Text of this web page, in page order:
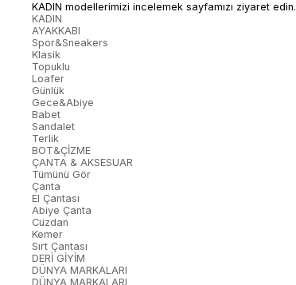
KADIN modellerimizi incelemek sayfamızı ziyaret edin.
KADIN
AYAKKABI
Spor&Sneakers
Klasik
Topuklu
Loafer
Günlük
Gece&Abiye
Babet
Sandalet
Terlik
BOT&ÇİZME
ÇANTA & AKSESUAR
Tümünü Gör
Çanta
El Çantası
Abiye Çanta
Cüzdan
Kemer
Sırt Çantası
DERİ GİYİM
DÜNYA MARKALARI
DÜNYA MARKALARI